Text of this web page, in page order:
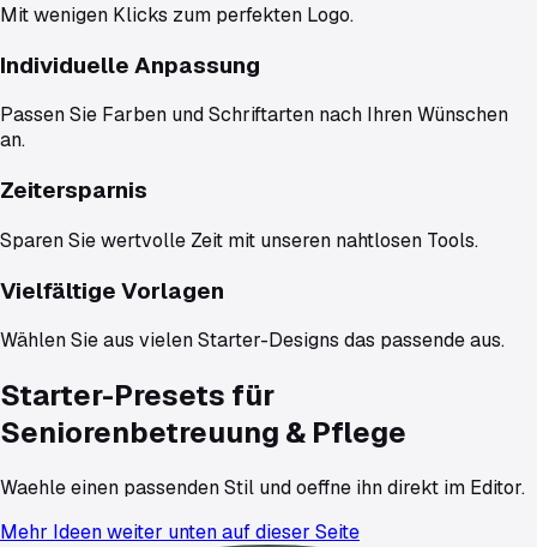
Mit wenigen Klicks zum perfekten Logo.
Individuelle Anpassung
Passen Sie Farben und Schriftarten nach Ihren Wünschen
an.
Zeitersparnis
Sparen Sie wertvolle Zeit mit unseren nahtlosen Tools.
Vielfältige Vorlagen
Wählen Sie aus vielen Starter-Designs das passende aus.
Starter-Presets für
Seniorenbetreuung & Pflege
Waehle einen passenden Stil und oeffne ihn direkt im Editor.
Mehr Ideen weiter unten auf dieser Seite